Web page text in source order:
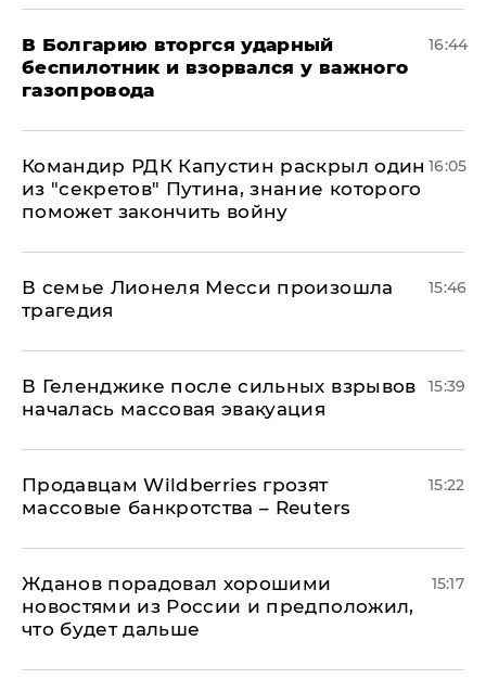
В Болгарию вторгся ударный
беспилотник и взорвался у важного
газопровода
16:44
Командир РДК Капустин раскрыл один
из "секретов" Путина, знание которого
поможет закончить войну
16:05
В семье Лионеля Месси произошла
трагедия
15:46
В Геленджике после сильных взрывов
началась массовая эвакуация
15:39
Продавцам Wildberries грозят
массовые банкротства – Reuters
15:22
Жданов порадовал хорошими
новостями из России и предположил,
что будет дальше
15:17